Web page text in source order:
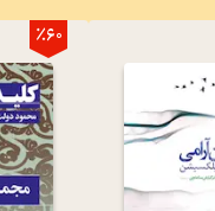
٪60